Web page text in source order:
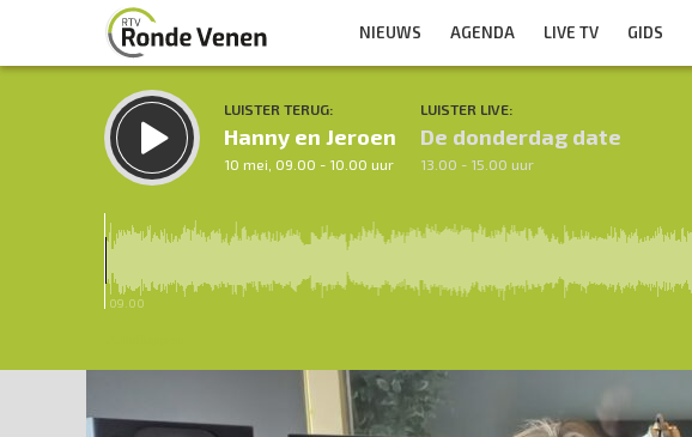
NIEUWS AGENDA LIVE TV GIDS
LUISTER TERUG:
Hanny en Jeroen
10 mei, 09.00 - 10.00 uur
LUISTER LIVE:
De donderdag date
13.00 - 15.00 uur
09.00